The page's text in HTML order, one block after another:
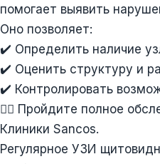
помогает выявить
Оно позволяет:
✔️ Определить наличие
✔️ Оценить структуру и
✔️ Контролировать
💁‍♀️ Пройдите полное
Клиники Sancos.
Регулярное УЗИ